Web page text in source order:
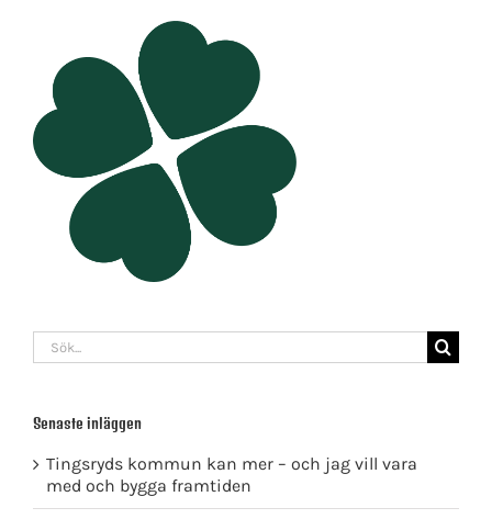
Sök
efter:
Senaste inläggen
Tingsryds kommun kan mer – och jag vill vara
med och bygga framtiden